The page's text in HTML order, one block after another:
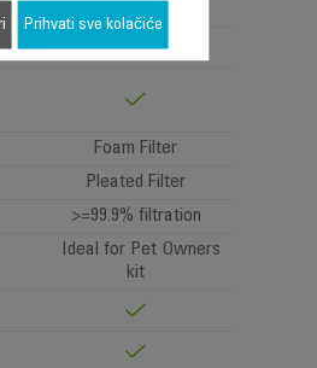
2
Foam Filter
Pleated Filter
>=99.9% filtration
Ideal for Pet Owners
kit
Prihvati sve kolačiće